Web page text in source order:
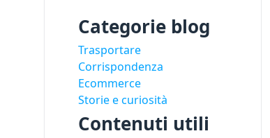
Categorie blog
Trasportare
Corrispondenza
Ecommerce
Storie e curiosità
Contenuti utili